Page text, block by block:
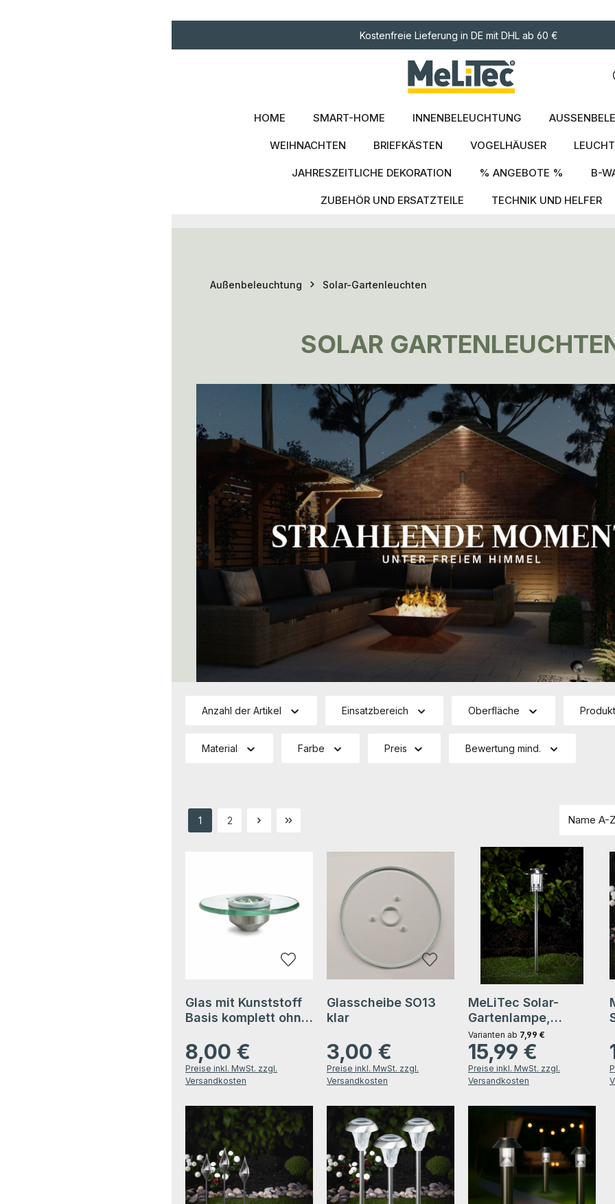
Kostenfreie Lieferung in DE mit DHL ab 60 €
HOME SMART-HOME INNENBELEUCHTUNG
WEIHNACHTEN BRIEFKÄSTEN VOGELHÄUSER
JAHRESZEITLICHE DEKORATION % ANGEBOTE % B-
ZUBEHÖR UND ERSATZTEILE TECHNIK UND HELFER
Außenbeleuchtung Solar-Gartenleuchten
SOLAR
Anzahl der Artikel Einsatzbereich Oberfläche
Material Farbe Preis Bewertung mind.
Seite
1
Seite
2
Glas mit Kunststoff
Basis komplett ohne
Regulärer Preis:
8,00 €
Preise inkl. MwSt. zzgl.
Versandkosten
Glasscheibe SO13
klar
Regulärer Preis:
3,00 €
Preise inkl. MwSt. zzgl.
Versandkosten
MeLiTec Solar-
Gartenlampe,
Outdoor-
Solarleuchte SO26
Varianten ab 7,99 €
Regulärer Preis:
15,99 €
Preise inkl. MwSt. zzgl.
Versandkosten